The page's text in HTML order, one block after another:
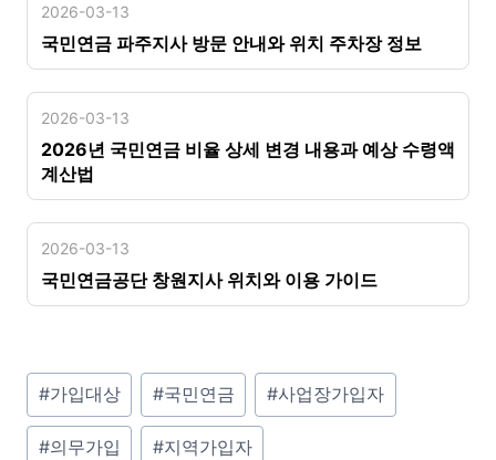
2026-03-13
국민연금 파주지사 방문 안내와 위치 주차장 정보
2026-03-13
2026년 국민연금 비율 상세 변경 내용과 예상 수령액
계산법
2026-03-13
국민연금공단 창원지사 위치와 이용 가이드
P
o
#가입대상 #국민연금 #사업장가입자
#의무가입 #지역가입자